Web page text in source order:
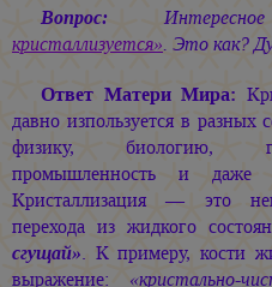
Вопрос:
кристаллизуется». Это как?
Ответ Матери Мира:
давно изпользуется в
физику, биологию,
промышленность и даже
Кристаллизация — это
перехода из жидкого
сгущай». К примеру, кости
выражение: «кристально-